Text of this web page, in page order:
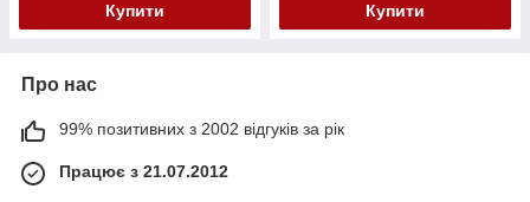
Купити Купити
Про нас
99% позитивних з 2002 відгуків за рік
Працює з 21.07.2012